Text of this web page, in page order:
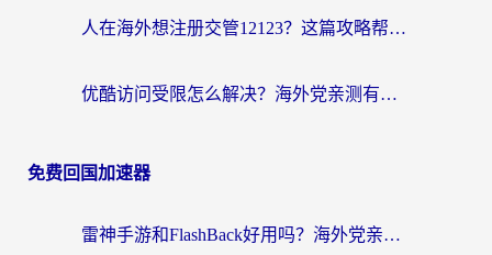
人在海外想注册交管12123？这篇攻略帮你搞定（附回国加速神器）
优酷访问受限怎么解决？海外党亲测有效的回国加速方案
免费回国加速器
雷神手游和FlashBack好用吗？海外党亲测指南，避开破解版坑轻松访问国内资源